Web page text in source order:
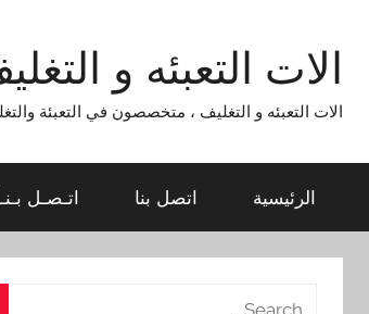
contentالات التعبئه و
الات التعبئه و التغليف ، متخصصون في التعبئة والتغليف ، محتوي جبد
الرئيسية اتصل بنا اتـصـل
Search